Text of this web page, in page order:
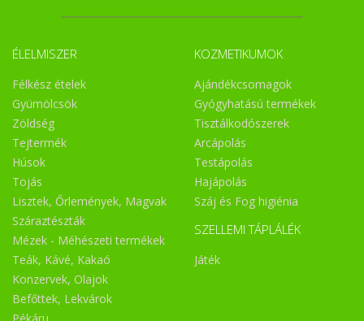
ÉLELMISZER
Félkész ételek
Gyümölcsök
Zöldség
Tejtermék
Húsok
Tojás
Lisztek, Őrlemények, Magvak
Száraztészták
Mézek - Méhészeti termékek
Teák, Kávé, Kakaó
Konzervek, Olajok
Befőttek, Lekvárok
KOZMETIKUMOK
Ajándékcsomagok
Gyógyhatású termékek
Tisztálkodószerek
Arcápolás
Testápolás
Hajápolás
Száj és Fog higiénia
SZELLEMI TÁPLÁLÉK
Játék